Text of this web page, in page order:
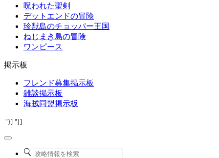
呪われた聖剣
デットエンドの冒険
珍獣島のチョッパー王国
ねじまき島の冒険
ワンピース
掲示板
フレンド募集掲示板
雑談掲示板
海賊同盟掲示板
"}] "}]